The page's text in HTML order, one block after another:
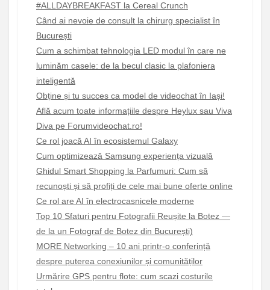
#ALLDAYBREAKFAST la Cereal Crunch
Când ai nevoie de consult la chirurg specialist în
București
Cum a schimbat tehnologia LED modul în care ne
luminăm casele: de la becul clasic la plafoniera
inteligentă
Obține și tu succes ca model de videochat în Iași!
Află acum toate informațiile despre Heylux sau Viva
Diva pe Forumvideochat.ro!
Ce rol joacă AI în ecosistemul Galaxy
Cum optimizează Samsung experiența vizuală
Ghidul Smart Shopping la Parfumuri: Cum să
recunoști și să profiți de cele mai bune oferte online
Ce rol are AI în electrocasnicele moderne
Top 10 Sfaturi pentru Fotografii Reușite la Botez —
de la un Fotograf de Botez din București)
MORE Networking – 10 ani printr-o conferință
despre puterea conexiunilor și comunităților
Urmărire GPS pentru flote: cum scazi costurile